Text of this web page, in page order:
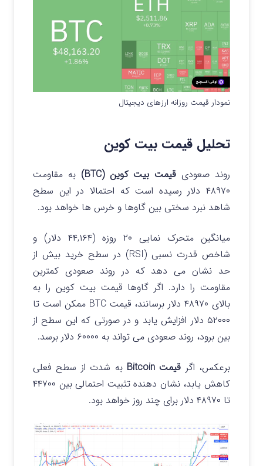
نمودار قیمت روزانه ارزهای دیجیتال
تحلیل قیمت بیت کوین
روند صعودی قیمت بیت کوین (BTC)
به مقاومت
۴۸۹۷۰ دلار رسیده است که احتمالا در این سطح
شاهد نبرد سختی بین گاوها و خرس ها خواهد بود.
میانگین متحرک نمایی ۲۰ روزه (۴۴,۱۶۴ دلار) و
شاخص قدرت نسبی (RSI) در سطح خرید بیش از
حد نشان می دهد که در روند صعودی کمترین
مقاومت را دارد. اگر گاوها قیمت بیت کوین را به
بالای ۴۸۹۷۰ دلار برسانند، قیمت BTC ممکن است تا
۵۲۰۰۰ دلار افزایش یابد و در صورتی که این سطح از
بین برود، روند صعودی می تواند به ۶۰۰۰۰ دلار برسد.
برعکس، اگر قیمت Bitcoin
به شدت از سطح فعلی
کاهش یابد، نشان دهنده تثبیت احتمالی بین ۴۴۷۰۰
تا ۴۸۹۷۰ دلار برای چند روز خواهد بود.